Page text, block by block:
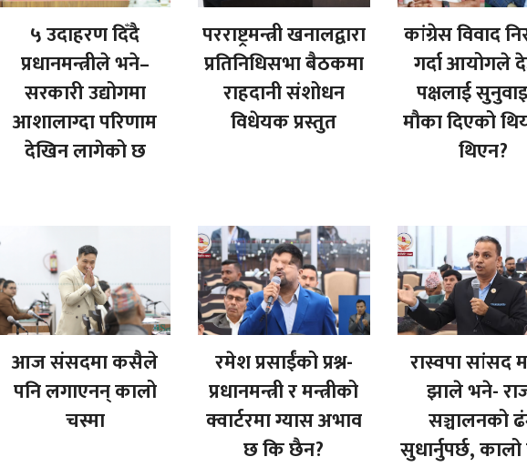
५ उदाहरण दिँदै
प्रधानमन्त्रीले भने–
सरकारी उद्योगमा
आशालाग्दा परिणाम
देखिन लागेको छ
परराष्ट्रमन्त्री खनालद्वारा
प्रतिनिधिसभा बैठकमा
राहदानी संशोधन
विधेयक प्रस्तुत
कांग्रेस विवाद
गर्दा आयोगले
पक्षलाई
मौका दिएको
थिएन?
आज संसदमा कसैले
पनि लगाएनन् कालो
चस्मा
रमेश प्रसाईंको प्रश्न-
प्रधानमन्त्री र मन्त्रीको
क्वार्टरमा ग्यास अभाव
छ कि छैन?
रास्वपा सांसद
झाले भने-
सञ्चालनको
सुधार्नुपर्छ,